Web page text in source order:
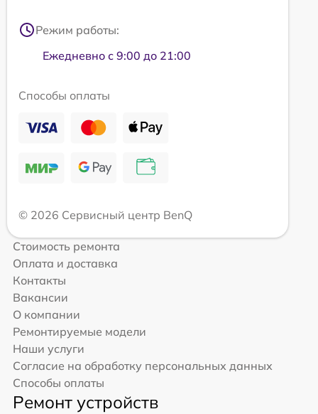
Режим работы:
Ежедневно с 9:00 до 21:00
Способы оплаты
© 2026 Сервисный центр BenQ
Стоимость ремонта
Оплата и доставка
Контакты
Вакансии
О компании
Ремонтируемые модели
Наши услуги
Согласие на обработку персональных данных
Способы оплаты
Ремонт устройств